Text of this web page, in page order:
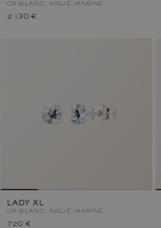
OR BLANC, AIGUE-MARINE
2 130 €
LADY XL
OR BLANC, AIGUE-MARINE
720 €